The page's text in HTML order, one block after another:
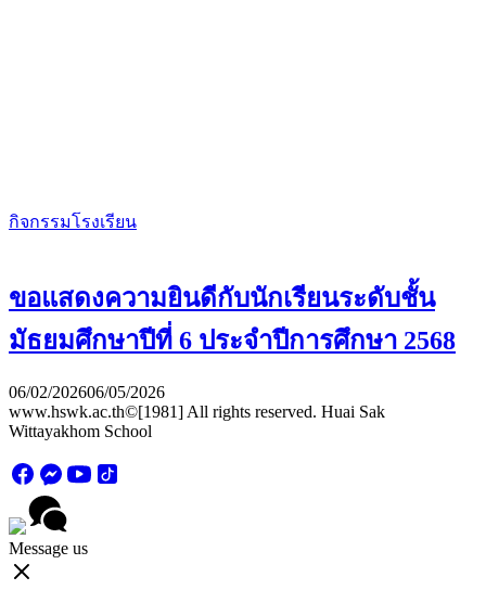
กิจกรรมโรงเรียน
ขอแสดงความยินดีกับนักเรียนระดับชั้น
มัธยมศึกษาปีที่ 6 ประจำปีการศึกษา 2568
06/02/202606/05/2026
www.hswk.ac.th©[1981] All rights reserved. Huai Sak
Wittayakhom School
Message us